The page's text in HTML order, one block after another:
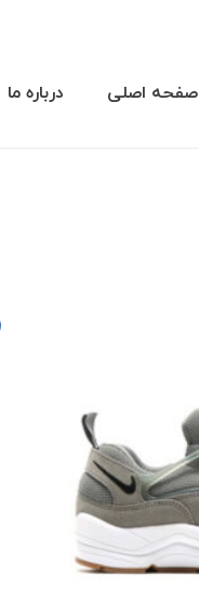
صفحه اصلی درباره ما